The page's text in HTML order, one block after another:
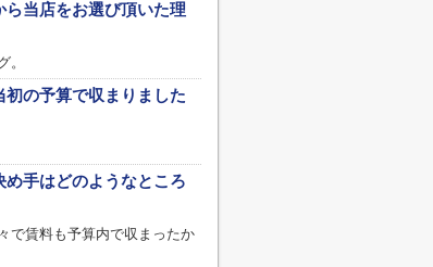
当店をお選び頂いた理
。
の予算で収まりました
手はどのようなところ
で賃料も予算内で収まったか